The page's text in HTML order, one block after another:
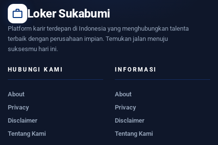
work Loker Sukabumi
Platform karir terdepan di Indonesia yang menghubungkan talenta
terbaik dengan perusahaan impian. Temukan jalan menuju
suksesmu hari ini.
HUBUNGI KAMI
About
Privacy
Disclaimer
Tentang Kami
INFORMASI
About
Privacy
Disclaimer
Tentang Kami